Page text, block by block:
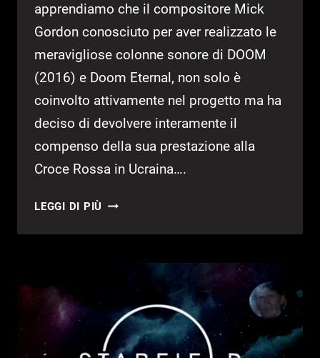
apprendiamo che il compositore Mick
Gordon conosciuto per aver realizzato le
meravigliose colonne sonore di DOOM
(2016) e Doom Eternal, non solo è
coinvolto attivamente nel progetto ma ha
deciso di devolvere interamente il
compenso della sua prestazione alla
Croce Rossa in Ucraina….
LEGGI DI PIÙ ATOMIC
COMPENSO
ALL’UCRAINA